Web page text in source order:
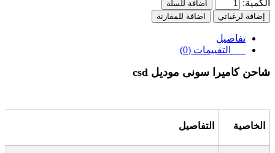
الكمية:
اضافة للسلة
إضافة لرغباتي
اضافة للمقارنة
تفاصيل
التقييمات (0)
شاحن كاميرا سونى موديل csd
الخاصية التفاصيل